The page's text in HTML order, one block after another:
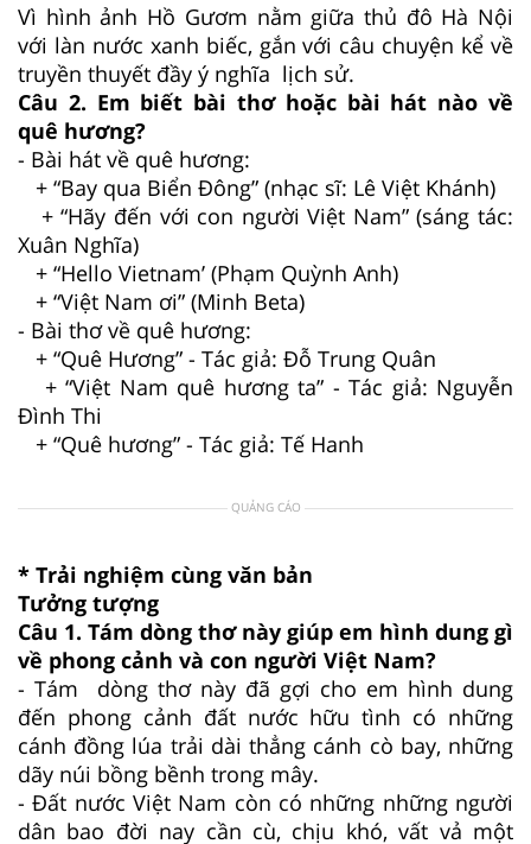
Vì hình ảnh Hồ Gươm nằm giữa thủ đô Hà Nội
với làn nước xanh biếc, gắn với câu chuyện kể về
truyền thuyết đầy ý nghĩa lịch sử.
Câu 2. Em biết bài thơ hoặc bài hát nào về
quê hương?
- Bài hát về quê hương:
+ “Bay qua Biển Đông” (nhạc sĩ: Lê Việt Khánh)
+ “Hãy đến với con người Việt Nam” (sáng tác:
Xuân Nghĩa)
+ “Hello Vietnam’ (Phạm Quỳnh Anh)
+ “Việt Nam ơi” (Minh Beta)
- Bài thơ về quê hương:
+ “Quê Hương” - Tác giả: Đỗ Trung Quân
+ “Việt Nam quê hương ta” - Tác giả: Nguyễn
Đình Thi
+ “Quê hương” - Tác giả: Tế Hanh
QUẢNG CÁO
* Trải nghiệm cùng văn bản
Tưởng tượng
Câu 1. Tám dòng thơ này giúp em hình dung gì
về phong cảnh và con người Việt Nam?
- Tám dòng thơ này đã gợi cho em hình dung
đến phong cảnh đất nước hữu tình có những
cánh đồng lúa trải dài thẳng cánh cò bay, những
dãy núi bồng bềnh trong mây.
- Đất nước Việt Nam còn có những những người
dân bao đời nay cần cù, chịu khó, vất vả một